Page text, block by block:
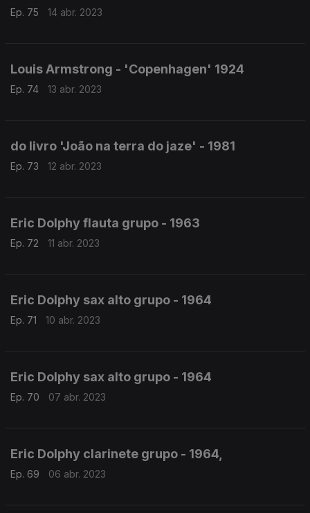
Ep. 75 14 abr. 2023
Louis Armstrong - 'Copenhagen' 1924
Ep. 74 13 abr. 2023
do livro 'João na terra do jaze' - 1981
Ep. 73 12 abr. 2023
Eric Dolphy flauta grupo - 1963
Ep. 72 11 abr. 2023
Eric Dolphy sax alto grupo - 1964
Ep. 71 10 abr. 2023
Eric Dolphy sax alto grupo - 1964
Ep. 70 07 abr. 2023
Eric Dolphy clarinete grupo - 1964,
Ep. 69 06 abr. 2023